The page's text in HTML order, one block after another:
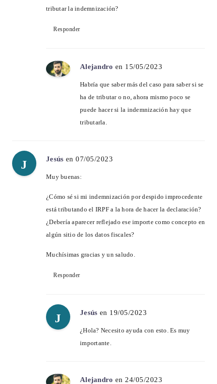
tributar la indemnización?
Responder
Alejandro en 15/05/2023
Habría que saber más del caso para saber si se
ha de tributar o no, ahora mismo poco se
puede hacer si la indemnización hay que
tributarla.
J Jesús en 07/05/2023
Muy buenas:
¿Cómo sé si mi indemnización por despido improcedente
está tributando el IRPF a la hora de hacer la declaración?
¿Debería aparecer reflejado ese importe como concepto en
algún sitio de los datos fiscales?
Muchísimas gracias y un saludo.
Responder
J Jesús en 19/05/2023
¿Hola? Necesito ayuda con esto. Es muy
importante.
Alejandro en 24/05/2023